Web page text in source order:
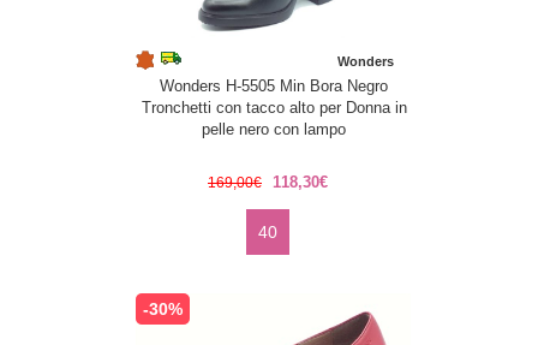
Wonders
Wonders H-5505 Min Bora Negro
Tronchetti con tacco alto per Donna in
pelle nero con lampo
169,00€ 118,30€
40
-30%